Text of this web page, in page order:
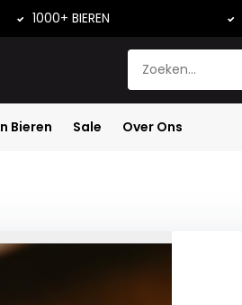
1000+ BIEREN
Bieren Sale Over Ons